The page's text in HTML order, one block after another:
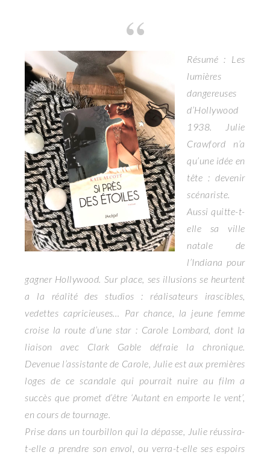
Résumé : Les
lumières
dangereuses
d’Hollywood
1938. Julie
Crawford n’a
qu’une idée en
tête : devenir
scénariste.
Aussi quitte-t-
elle sa ville
natale de
l’Indiana pour
gagner Hollywood. Sur place, ses illusions se heurtent
a la réalité des studios : réalisateurs irascibles,
vedettes capricieuses… Par chance, la jeune femme
croise la route d’une star : Carole Lombard, dont la
liaison avec Clark Gable défraie la chronique.
Devenue l’assistante de Carole, Julie est aux premières
loges de ce scandale qui pourrait nuire au film a
succès que promet d’être ‘Autant en emporte le vent’,
en cours de tournage.
Prise dans un tourbillon qui la dépasse, Julie réussira-
t-elle a prendre son envol, ou verra-t-elle ses espoirs